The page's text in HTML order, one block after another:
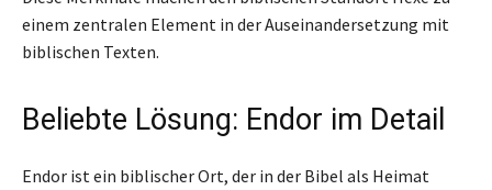
einem zentralen Element in der Auseinandersetzung mit
biblischen Texten.
Beliebte Lösung: Endor im Detail
Endor ist ein biblischer Ort, der in der Bibel als Heimat